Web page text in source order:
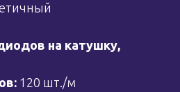
на катушку,
120 шт./м